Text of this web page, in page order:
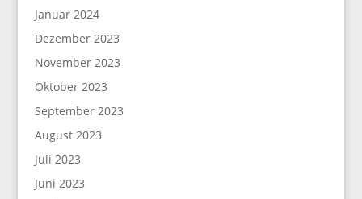
Januar 2024
Dezember 2023
November 2023
Oktober 2023
September 2023
August 2023
Juli 2023
Juni 2023